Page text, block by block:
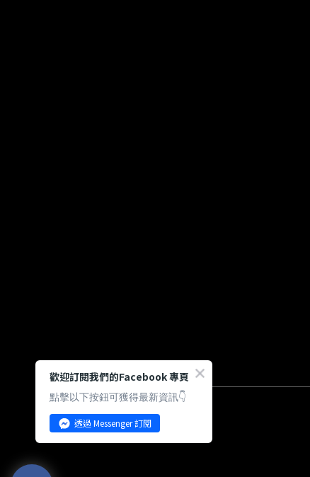
歡迎訂閱我們的Facebook 專頁
點擊以下按鈕可獲得最新資訊👇
透過 Messenger 訂閱